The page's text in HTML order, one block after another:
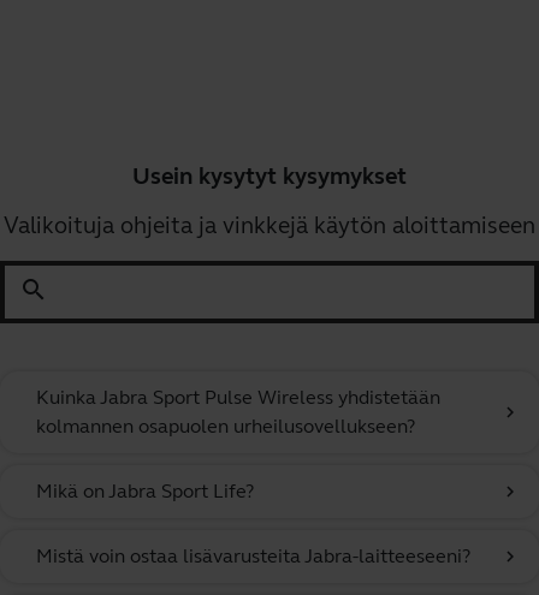
Usein kysytyt kysymykset
Valikoituja ohjeita ja vinkkejä käytön aloittamiseen
search
Kuinka Jabra Sport Pulse Wireless yhdistetään
kolmannen osapuolen urheilusovellukseen?
chevron_right
Mikä on Jabra Sport Life? chevron_right
Mistä voin ostaa lisävarusteita Jabra-laitteeseeni? chevron_right